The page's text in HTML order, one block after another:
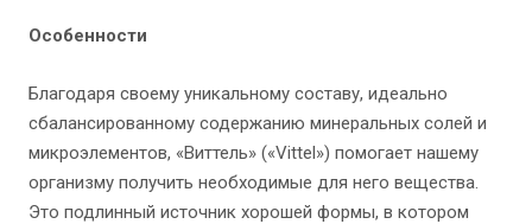
Особенности
Благодаря своему уникальному составу, идеально
сбалансированному содержанию минеральных солей и
микроэлементов, «Виттель» («Vittel») помогает нашему
организму получить необходимые для него вещества.
Это подлинный источник хорошей формы, в котором